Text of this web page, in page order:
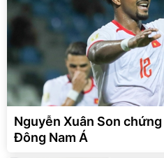
Nguyễn Xuân Son
Đông Nam Á